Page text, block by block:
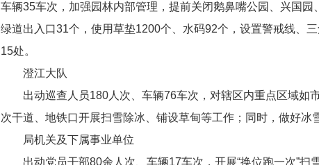
车辆35车次，加强园林内部管理，提前关闭鹅鼻嘴公园、兴国
绿道出入口31个，使用草垫1200个、水码92个，设置警戒线、
15处。
澄江大队
出动巡查人员180人次、车辆76车次，对辖区内重点区域如
次干道、地铁口开展扫雪除冰、铺设草甸等工作；同时，做好冰
局机关及下属事业单位
出动党员干部80余人次、车辆17车次，开展“换位跑一次”